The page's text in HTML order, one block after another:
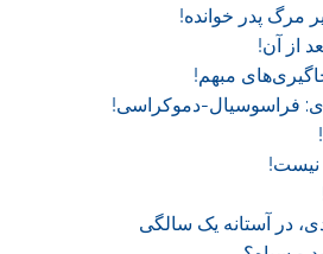
مرگ پدر خوانده!
مبهم!
فراسوسیال-دموکراسی!
نیست!
در آستانه یک سالگی